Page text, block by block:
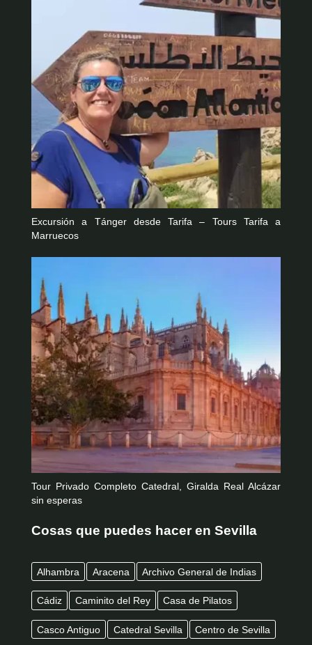
Excursión a Tánger desde Tarifa – Tours Tarifa a
Marruecos
Tour Privado Completo Catedral, Giralda Real Alcázar
sin esperas
Cosas que puedes hacer en Sevilla
Alhambra Aracena Archivo General de Indias
Cádiz Caminito del Rey Casa de Pilatos
Casco Antiguo Catedral Sevilla Centro de Sevilla